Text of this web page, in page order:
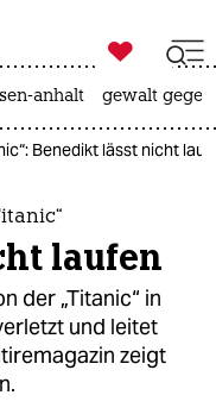

taz zahl ich
anhalt gewalt
Benedikt lässt nicht
laufen
der „Titanic“ in
und leitet
zeigt